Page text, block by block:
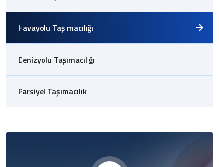
Havayolu Taşımacılığı
Denizyolu Taşımacılığı
Parsiyel Taşımacılık